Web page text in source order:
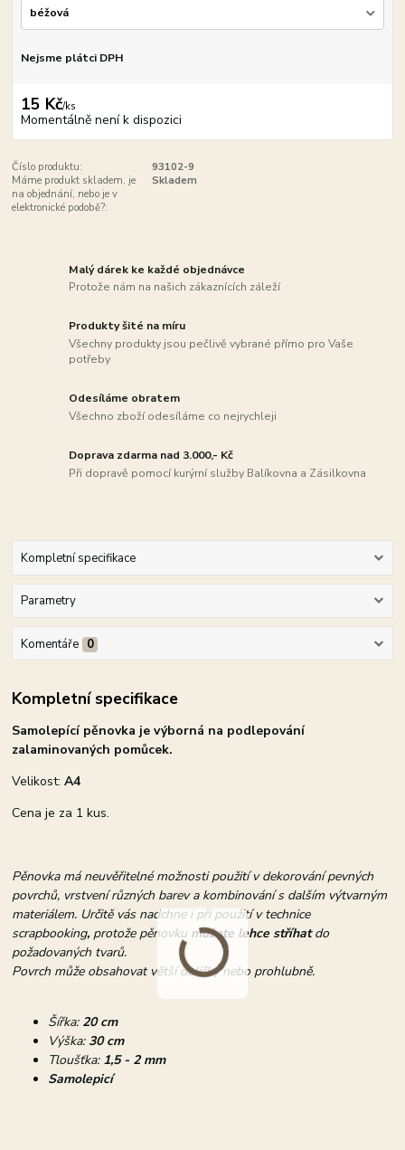
Nejsme plátci DPH
15 Kč/ks
Momentálně není k dispozici
Číslo produktu:
93102-9
Máme produkt skladem, je
na objednání, nebo je v
elektronické podobě?:
Skladem
Malý dárek ke každé objednávce
Protože nám na našich zákaznících záleží
Produkty šité na míru
Všechny produkty jsou pečlivě vybrané přímo pro Vaše
potřeby
Odesíláme obratem
Všechno zboží odesíláme co nejrychleji
Doprava zdarma nad 3.000,- Kč
Při dopravě pomocí kurýrní služby Balíkovna a Zásilkovna
Kompletní specifikace
Parametry
Komentáře 0
Kompletní specifikace
Samolepící pěnovka je výborná na podlepování
zalaminovaných pomůcek.
Velikost: A4
Cena je za 1 kus.
Pěnovka má neuvěřitelné možnosti použití v dekorování pevných
povrchů, vrstvení různých barev a kombinování s dalším výtvarným
materiálem. Určitě vás nadchne i při použití v technice
scrapbooking, protože pěnovku můžete lehce stříhatdo
požadovaných tvarů.
Povrch může obsahovat větší dolíčky nebo prohlubně.
Šířka: 20 cm
Výška: 30 cm
Tloušťka: 1,5 - 2 mm
Samolepicí